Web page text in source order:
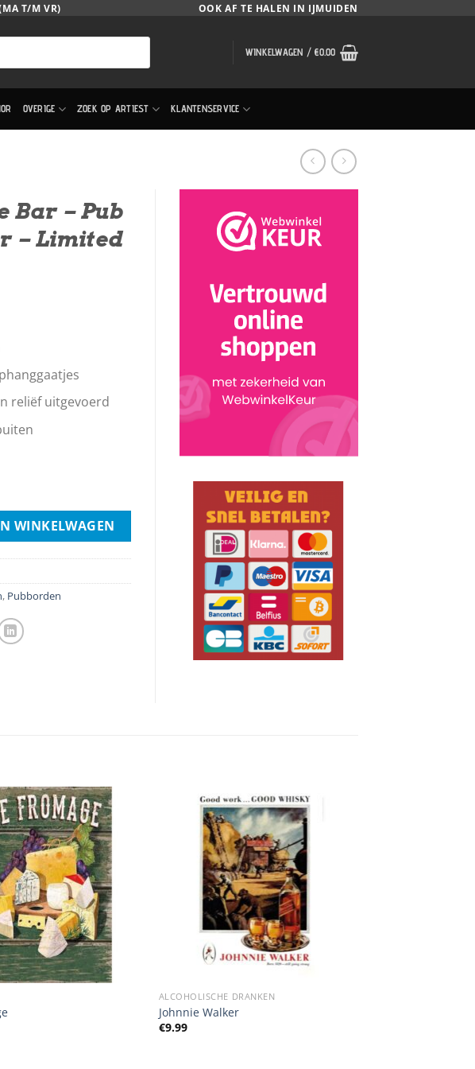
T/M VR) OOK AF TE HALEN IN IJMUIDEN
WINKELWAGEN /€0.00
OVERIGE ZOEK OP ARTIEST KLANTENSERVICE
Bar – Pub
– Limited
reliëf uitgevoerd
Of The Year - Limited Edition aantal
WINKELWAGEN
, Pubborden
ALCOHOLISCHE DRANKEN
Johnnie Walker
€9.99